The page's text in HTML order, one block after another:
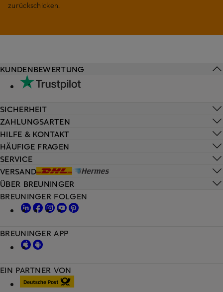
zurückschicken.
HILFE & KONTAKT
HÄUFIGE FRAGEN
SERVICE
VERSAND
KUNDENBEWERTUNG
SICHERHEIT
ZAHLUNGSARTEN
ÜBER BREUNINGER
EIN PARTNER VON
BREUNINGER FOLGEN
BREUNINGER APP